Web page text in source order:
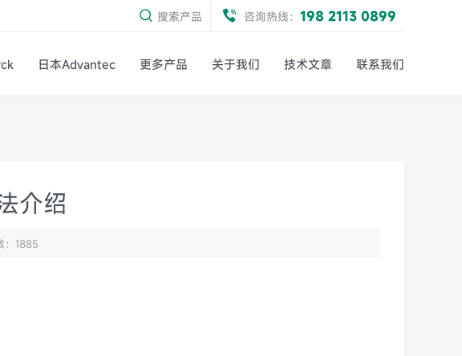
搜索产品 咨询热线： 198 2113 0899
日本Advantec 更多产品 关于我们 技术文章 联系我们
介绍
：1885